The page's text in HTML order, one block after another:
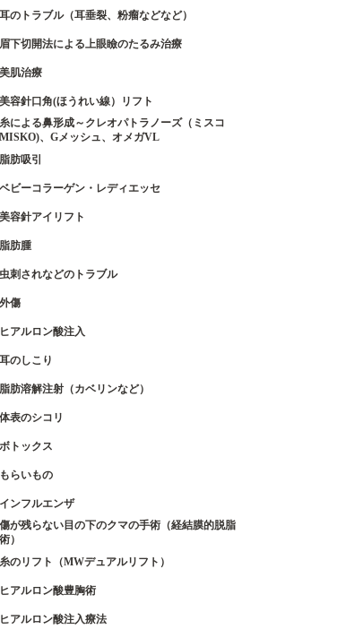
耳のトラブル（耳垂裂、粉瘤などなど）
眉下切開法による上眼瞼のたるみ治療
美肌治療
美容針口角(ほうれい線）リフト
糸による鼻形成～クレオパトラノーズ（ミスコ
MISKO)、Gメッシュ、オメガVL
脂肪吸引
ベビーコラーゲン・レディエッセ
美容針アイリフト
脂肪腫
虫刺されなどのトラブル
外傷
ヒアルロン酸注入
耳のしこり
脂肪溶解注射（カベリンなど）
体表のシコリ
ボトックス
もらいもの
インフルエンザ
傷が残らない目の下のクマの手術（経結膜的脱脂
術）
糸のリフト（MWデュアルリフト）
ヒアルロン酸豊胸術
ヒアルロン酸注入療法